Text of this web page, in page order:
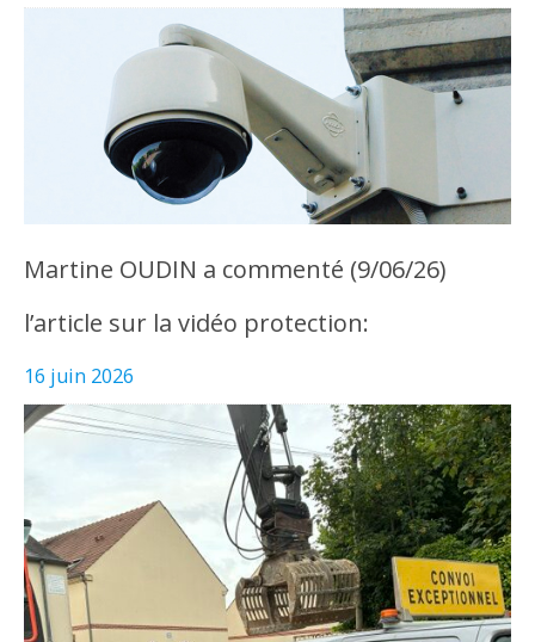
Martine OUDIN a commenté (9/06/26)
l’article sur la vidéo protection:
16 juin 2026